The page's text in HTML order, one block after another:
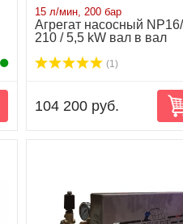
15 л/мин, 200 бар
Агрегат насосный
210 / 5,5 kW вал в вал
(1)
104 200 руб.